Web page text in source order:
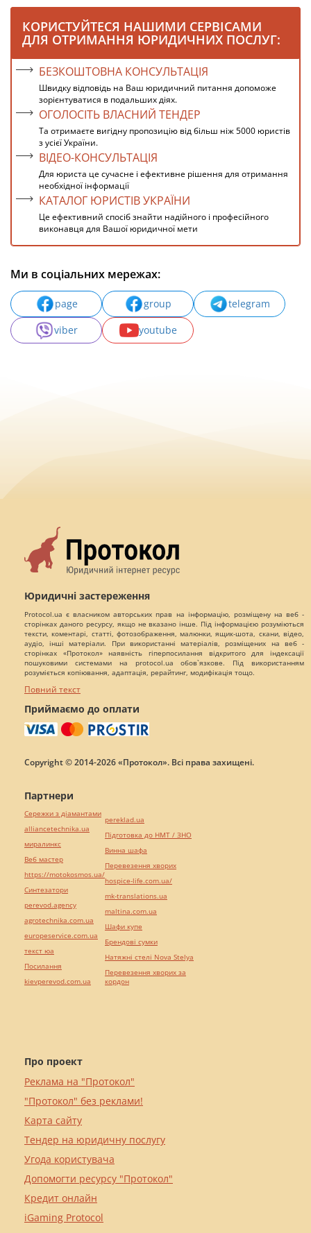
КОРИСТУЙТЕСЯ НАШИМИ СЕРВІСАМИ
ДЛЯ ОТРИМАННЯ ЮРИДИЧНИХ ПОСЛУГ:
БЕЗКОШТОВНА КОНСУЛЬТАЦІЯ
Швидку відповідь на Ваш юридичний питання допоможе
зорієнтуватися в подальших діях.
ОГОЛОСІТЬ ВЛАСНИЙ ТЕНДЕР
Та отримаєте вигідну пропозицію від більш ніж 5000 юристів
з усієї України.
ВІДЕО-КОНСУЛЬТАЦІЯ
Для юриста це сучасне і ефективне рішення для отримання
необхідної інформації
КАТАЛОГ ЮРИСТІВ УКРАЇНИ
Це ефективний спосіб знайти надійного і професійного
виконавця для Вашої юридичної мети
Ми в соціальних мережах:
page group
telegram
viber
youtube
Юридичні застереження
Protocol.ua є власником авторських прав на інформацію, розміщену на веб -
сторінках даного ресурсу, якщо не вказано інше. Під інформацією розуміються
тексти, коментарі, статті, фотозображення, малюнки, ящик-шота, скани, відео,
аудіо, інші матеріали. При використанні матеріалів, розміщених на веб -
сторінках «Протокол» наявність гіперпосилання відкритого для індексації
пошуковими системами на protocol.ua обов`язкове. Під використанням
розуміється копіювання, адаптація, рерайтинг, модифікація тощо.
Повний текст
Приймаємо до оплати
Copyright © 2014-2026 «Протокол». Всі права захищені.
Про проект
Реклама на "Протокол"
"Протокол" без реклами!
Карта сайту
Тендер на юридичну послугу
Угода користувача
Допомогти ресурсу "Протокол"
Кредит онлайн
iGaming Protocol
Партнери
Сережки з діамантами
alliancetechnika.ua
миралинкс
Веб мастер
https://motokosmos.ua/
Синтезатори
perevod.agency
agrotechnika.com.ua
europeservice.com.ua
текст юа
Посилання
kievperevod.com.ua
pereklad.ua
Підготовка до НМТ / ЗНО
Винна шафа
Перевезення хворих
hospice-life.com.ua/
mk-translations.ua
maltina.com.ua
Шафи купе
Брендові сумки
Натяжні стелі Nova Stelya
Перевезення хворих за
кордон